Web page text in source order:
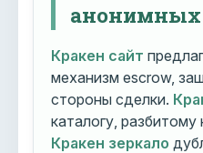
анонимных
Кракен сайт
механизм escrow,
стороны сделки.
каталогу, разбитому
Кракен зеркало